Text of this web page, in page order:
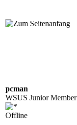
pcman
WSUS Junior Member
Offline